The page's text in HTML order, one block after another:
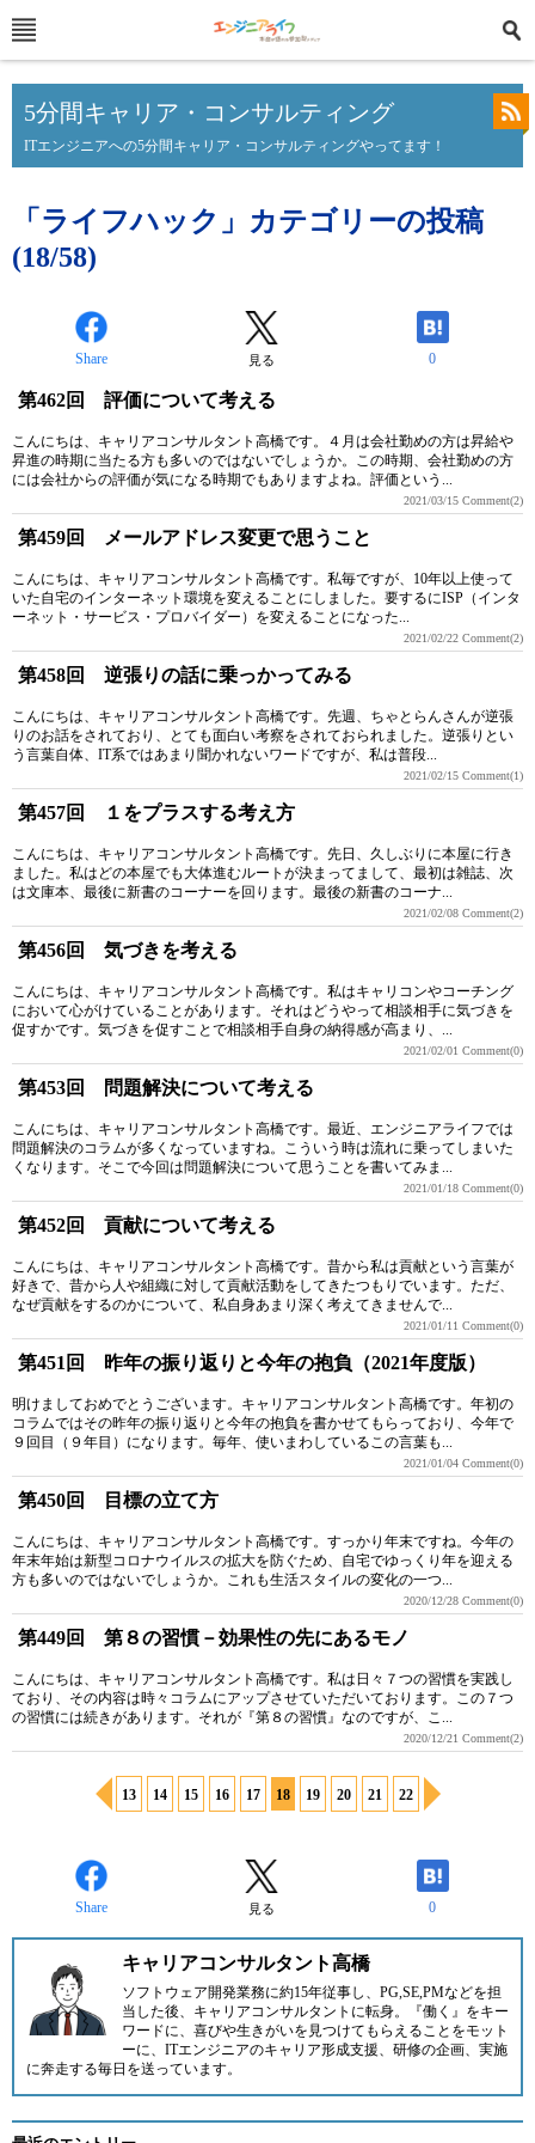
5分間キャリア・コンサルティング
ITエンジニアへの5分間キャリア・コンサルティングやってます！
「ライフハック」カテゴリーの投稿
(18/58)
Share 見る 0
第462回 評価について考える
こんにちは、キャリアコンサルタント高橋です。４月は会社勤めの方は昇給や
昇進の時期に当たる方も多いのではないでしょうか。この時期、会社勤めの方
には会社からの評価が気になる時期でもありますよね。評価という...
2021/03/15 Comment(2)
第459回 メールアドレス変更で思うこと
こんにちは、キャリアコンサルタント高橋です。私毎ですが、10年以上使って
いた自宅のインターネット環境を変えることにしました。要するにISP（インタ
ーネット・サービス・プロバイダー）を変えることになった...
2021/02/22 Comment(2)
第458回 逆張りの話に乗っかってみる
こんにちは、キャリアコンサルタント高橋です。先週、ちゃとらんさんが逆張
りのお話をされており、とても面白い考察をされておられました。逆張りとい
う言葉自体、IT系ではあまり聞かれないワードですが、私は普段...
2021/02/15 Comment(1)
第457回 １をプラスする考え方
こんにちは、キャリアコンサルタント高橋です。先日、久しぶりに本屋に行き
ました。私はどの本屋でも大体進むルートが決まってまして、最初は雑誌、次
は文庫本、最後に新書のコーナーを回ります。最後の新書のコーナ...
2021/02/08 Comment(2)
第456回 気づきを考える
こんにちは、キャリアコンサルタント高橋です。私はキャリコンやコーチング
において心がけていることがあります。それはどうやって相談相手に気づきを
促すかです。気づきを促すことで相談相手自身の納得感が高まり、...
2021/02/01 Comment(0)
第453回 問題解決について考える
こんにちは、キャリアコンサルタント高橋です。最近、エンジニアライフでは
問題解決のコラムが多くなっていますね。こういう時は流れに乗ってしまいた
くなります。そこで今回は問題解決について思うことを書いてみま...
2021/01/18 Comment(0)
第452回 貢献について考える
こんにちは、キャリアコンサルタント高橋です。昔から私は貢献という言葉が
好きで、昔から人や組織に対して貢献活動をしてきたつもりでいます。ただ、
なぜ貢献をするのかについて、私自身あまり深く考えてきませんで...
2021/01/11 Comment(0)
第451回 昨年の振り返りと今年の抱負（2021年度版）
明けましておめでとうございます。キャリアコンサルタント高橋です。年初の
コラムではその昨年の振り返りと今年の抱負を書かせてもらっており、今年で
９回目（９年目）になります。毎年、使いまわしているこの言葉も...
2021/01/04 Comment(0)
第450回 目標の立て方
こんにちは、キャリアコンサルタント高橋です。すっかり年末ですね。今年の
年末年始は新型コロナウイルスの拡大を防ぐため、自宅でゆっくり年を迎える
方も多いのではないでしょうか。これも生活スタイルの変化の一つ...
2020/12/28 Comment(0)
第449回 第８の習慣－効果性の先にあるモノ
こんにちは、キャリアコンサルタント高橋です。私は日々７つの習慣を実践し
ており、その内容は時々コラムにアップさせていただいております。この７つ
の習慣には続きがあります。それが『第８の習慣』なのですが、こ...
2020/12/21 Comment(2)
13 14 15 16 17 18 19 20 21 22
Share 見る 0
キャリアコンサルタント高橋
ソフトウェア開発業務に約15年従事し、PG,SE,PMなどを担
当した後、キャリアコンサルタントに転身。『働く』をキー
ワードに、喜びや生きがいを見つけてもらえることをモット
ーに、ITエンジニアのキャリア形成支援、研修の企画、実施
に奔走する毎日を送っています。